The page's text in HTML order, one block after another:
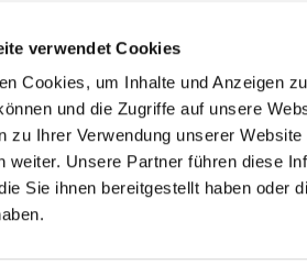
verwendet Cookies
Cookies, um Inhalte und Anzeigen
und die Zugriffe auf unsere
zu Ihrer Verwendung unserer
weiter. Unsere Partner führen diese
Sie ihnen bereitgestellt haben oder
wir gerade versuchen zu
Zweck
Anstehend
Anstehend
Anstehend